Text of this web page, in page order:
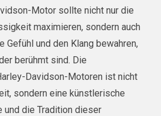
Motor sollte nicht nur die
maximieren, sondern auch
Gefühl und den Klang bewahren,
berühmt sind. Die
Davidson-Motoren ist nicht
sondern eine künstlerische
und die Tradition dieser